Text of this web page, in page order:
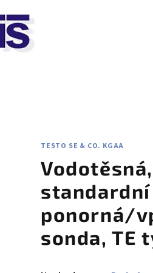
TESTO SE & CO. KGAA
Vodotěsná,
standardní
ponorná/
sonda, TE